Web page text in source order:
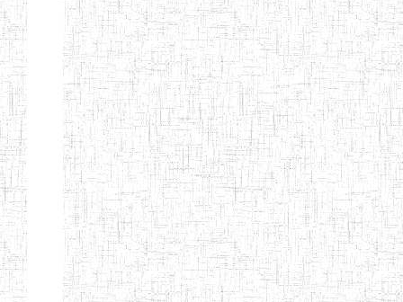
Chercher:
Effacer les filtres
Denomination
Type
Nature